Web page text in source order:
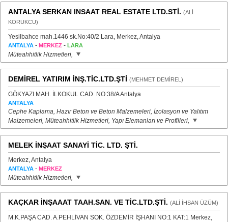
ANTALYA SERKAN INSAAT REAL ESTATE LTD.STİ. (ALİ
KORUKCU)
Yesilbahce mah.1446 sk.No:40/2 Lara, Merkez, Antalya
ANTALYA - MERKEZ - LARA
Müteahhitlik Hizmetleri,
DEMİREL YATIRIM İNŞ.TİC.LTD.ŞTİ (MEHMET DEMİREL)
GÖKYAZI MAH. İLKOKUL CAD. NO:38/A Antalya
ANTALYA
Cephe Kaplama, Hazır Beton ve Beton Malzemeleri, İzolasyon ve Yalıtım
Malzemeleri, Müteahhitlik Hizmetleri, Yapı Elemanları ve Profilleri,
MELEK İNŞAAT SANAYİ TİC. LTD. ŞTİ.
Merkez, Antalya
ANTALYA - MERKEZ
Müteahhitlik Hizmetleri,
KAÇKAR İNŞAAAT TAAH.SAN. VE TİC.LTD.ŞTİ. (ALİ İHSAN ÜZÜM)
M.K.PAŞA CAD. A.PEHLİVAN SOK. ÖZDEMİR İŞHANI NO:1 KAT:1 Merkez,